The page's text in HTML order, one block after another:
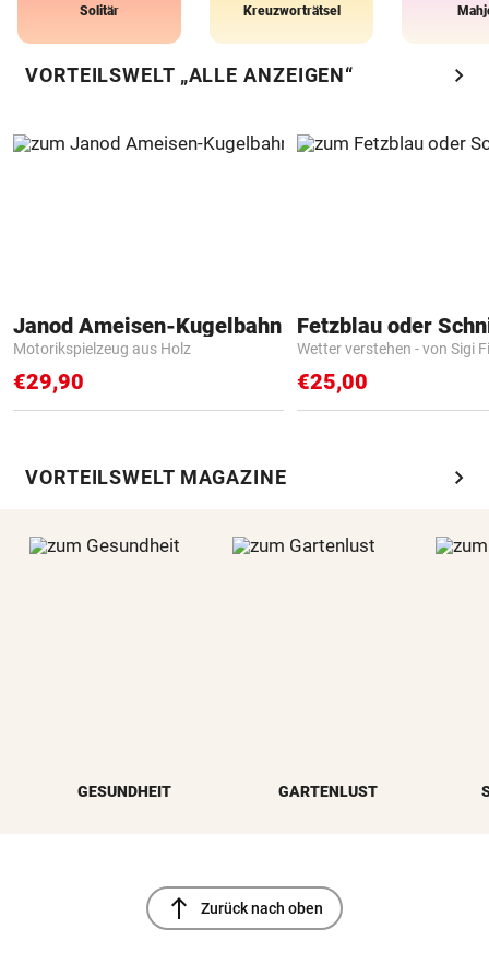
Solitär Kreuzworträtsel
VORTEILSWELT „ALLE ANZEIGEN“ chevron_right
Janod Ameisen-Kugelbahn
Motorikspielzeug aus Holz
€29,90
Fetzblau oder
Wetter verstehen - von Sigi
€25,00
VORTEILSWELT MAGAZINE chevron_right
GESUNDHEIT GARTENLUST
north Zurück nach oben